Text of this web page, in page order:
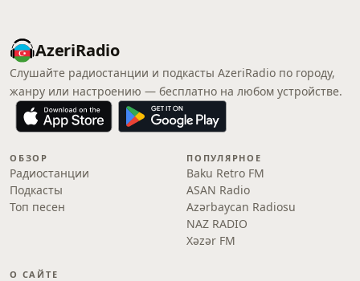
AzeriRadio
Слушайте радиостанции и подкасты AzeriRadio по городу,
жанру или настроению — бесплатно на любом устройстве.
ОБЗОР
Радиостанции
Подкасты
Топ песен
ПОПУЛЯРНОЕ
Baku Retro FM
ASAN Radio
Azərbaycan Radiosu
NAZ RADIO
Xəzər FM
О САЙТЕ